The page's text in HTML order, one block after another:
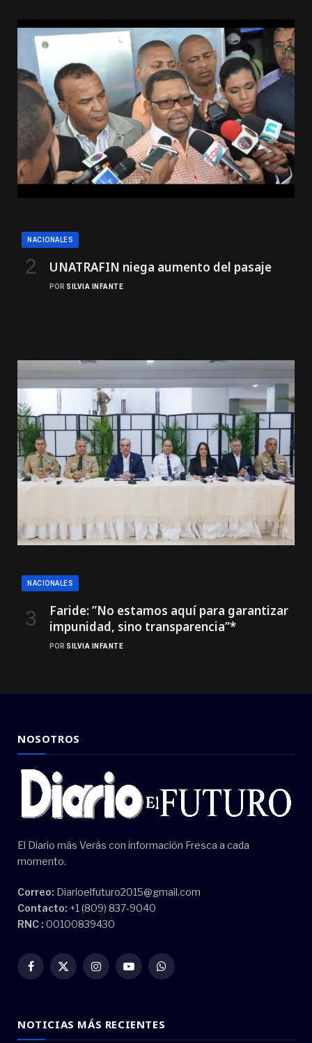
NACIONALES
UNATRAFIN niega aumento del pasaje
POR SILVIA INFANTE
NACIONALES
Faride: ”No estamos aquí para garantizar
impunidad, sino transparencia”*
POR SILVIA INFANTE
NOSOTROS
El Diario más Verás con información Fresca a cada
momento.
Correo: Diarioelfuturo2015@gmail.com
Contacto: +1 (809) 837-9040
RNC : 00100839430
Facebook
X
InstagramYouTubeWhatsApp
NOTICIAS MÁS RECIENTES